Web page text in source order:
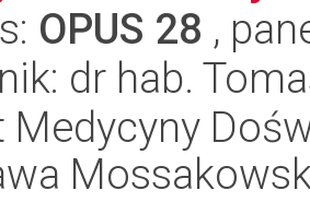
OPUS 28 ,
dr hab.
Medycyny